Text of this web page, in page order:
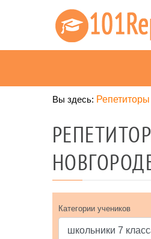
Вы здесь:
Категории учеников